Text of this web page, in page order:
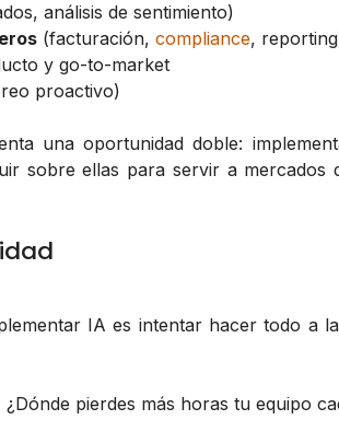
análisis de sentimiento)
(facturación, compliance,
y go-to-market
proactivo)
una oportunidad doble:
sobre ellas para servir a mercados
IA es intentar hacer todo a
¿Dónde pierdes más horas tu equipo